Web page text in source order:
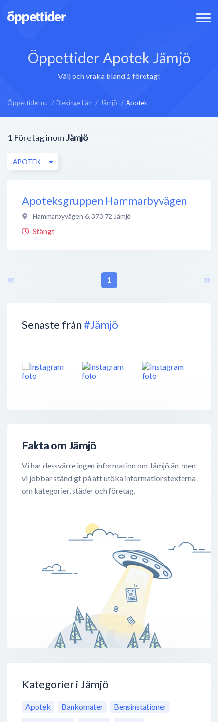
Öppettider Apotek Jämjö
Välj och vraka bland 1 företag!
Öppettider.nu Blekinge Län Jämjö Apotek
Senaste från#Jämjö
Fakta om Jämjö
Vi har dessvärre ingen information om Jämjö än, men
vi jobbar ständigt på att utöka informationstexterna
om kategorier, städer och företag.
Kategorier i Jämjö
Apotek Bankomater
Bensinstationer
1 Företag inomJämjö
APOTEK
Apoteksgruppen Hammarbyvägen
Hammarbyvägen 6, 373 72 Jämjö
Stängt
1